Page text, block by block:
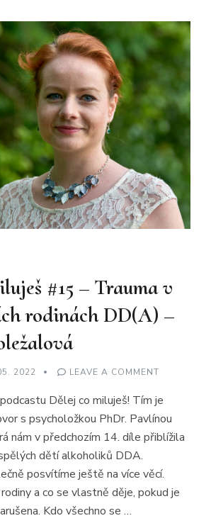
#15 – Trauma v
rodinách DD(A) –
2022 LEAVE A COMMENT
MILUJEŠ
–
TRAUMA
V
DD(A)
–
PAVLÍNA
Dělej co miluješ! Tím je
s psycholožkou PhDr. Pavlínou
nám v předchozím 14. díle přiblížila
dětí alkoholiků DDA.
posvítíme ještě na více věcí.
a co se vlastně děje, pokud je
Kdo všechno se …